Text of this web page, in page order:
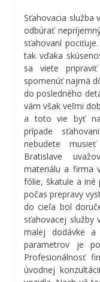
Sťahovacia služba
odbúrať
sťahovaní
tak vďaka
sa viete
spomenúť najmä
do posledného
vám však veľmi
a toto vie byť
prípade
nebudete
Bratislave
materiálu a firma
fólie, škatule a iné
počas prepravy
do cieľa bol
sťahovacej služby
malej dodávke a
parametrov je
Profesionálnosť
úvodnej